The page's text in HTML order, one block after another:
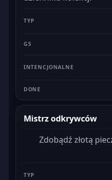
Mistrz odkrywców
Zdobądź złotą